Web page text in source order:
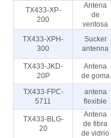
TX433-XP-
200
Antena
de
ventosa
TX433-XPH-
300
Sucker
antenna
TX433-JKD-
20P
Antena
de goma
TX433-FPC-
5711
antena
flexible
TX433-BLG-
20
Antena
de fibra
de vidrio